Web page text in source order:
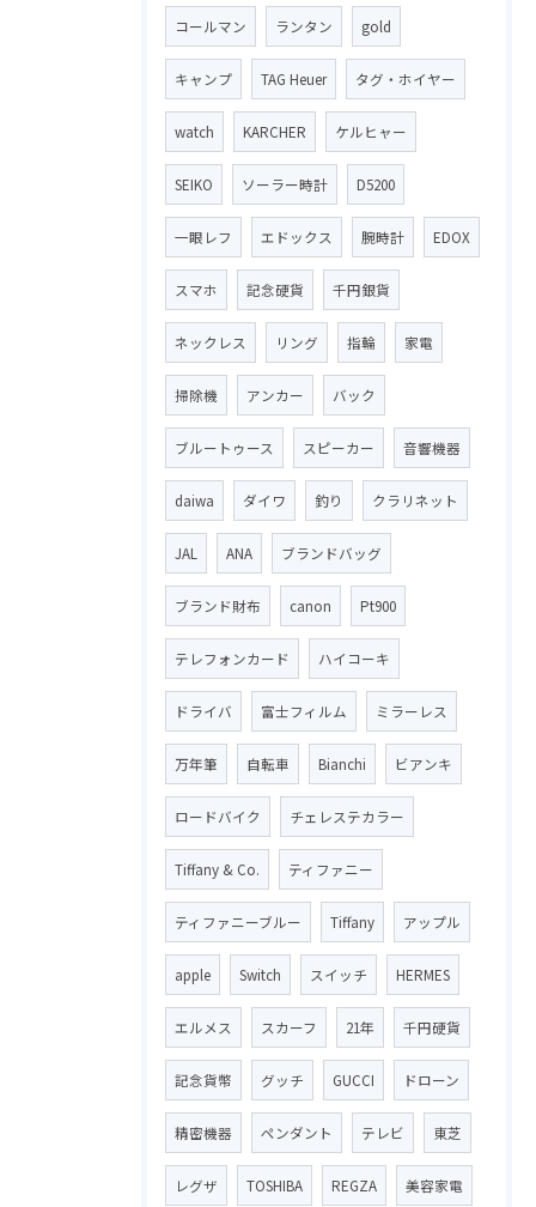
コールマン ランタン gold
キャンプ TAG Heuer タグ・ホイヤー
watch KARCHER ケルヒャー
SEIKO ソーラー時計 D5200
一眼レフ エドックス 腕時計 EDOX
スマホ 記念硬貨 千円銀貨
ネックレス リング 指輪 家電
掃除機 アンカー バック
ブルートゥース スピーカー 音響機器
daiwa ダイワ 釣り クラリネット
JAL ANA ブランドバッグ
ブランド財布 canon Pt900
テレフォンカード ハイコーキ
ドライバ 富士フィルム ミラーレス
万年筆 自転車 Bianchi ビアンキ
ロードバイク チェレステカラー
Tiffany & Co. ティファニー
ティファニーブルー Tiffany アップル
apple Switch スイッチ HERMES
エルメス スカーフ 21年 千円硬貨
記念貨幣 グッチ GUCCI ドローン
精密機器 ペンダント テレビ 東芝
レグザ TOSHIBA REGZA 美容家電